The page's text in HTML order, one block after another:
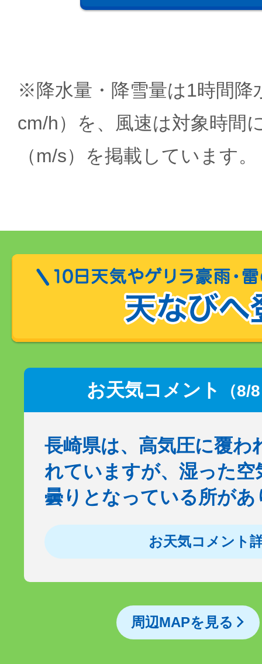
※降水量・降雪量は1時間降
cm/h）を、風速は対象時間
（m/s）を掲載しています。
お天気コメント （8/
長崎県は、高気圧に覆わ
れていますが、湿った空
曇りとなっている所が
お天気コメント
周辺MAPを見る